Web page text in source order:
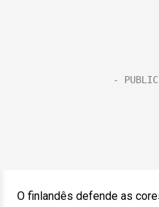
O finlandês defende as